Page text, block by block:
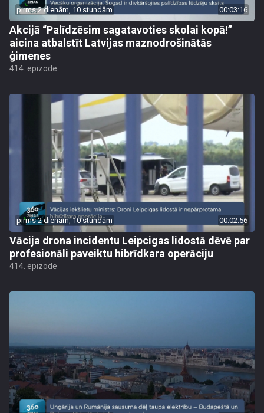
pirms 2 dienām, 10 stundām 00:03:16
Akcijā “Palīdzēsim sagatavoties skolai kopā!”
aicina atbalstīt Latvijas maznodrošinātās
ģimenes
414. epizode
pirms 2 dienām, 10 stundām 00:02:56
Vācija drona incidentu Leipcigas lidostā dēvē par
profesionāli paveiktu hibrīdkara operāciju
414. epizode